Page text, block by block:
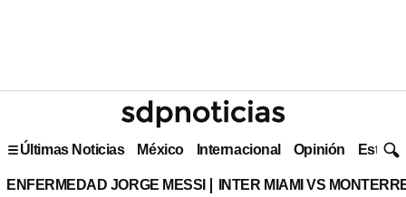
Últimas Noticias México Internacional Opinión Estilo
ENFERMEDAD JORGE MESSI INTER MIAMI VS